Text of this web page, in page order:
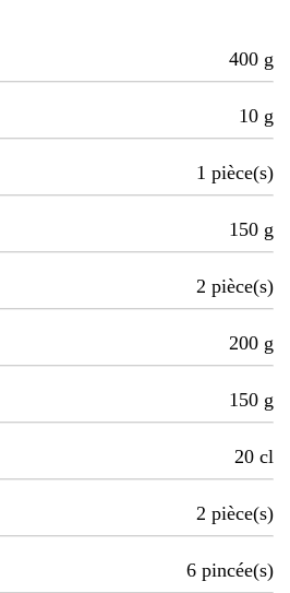
400 g
10 g
1 pièce(s)
150 g
2 pièce(s)
200 g
150 g
20 cl
2 pièce(s)
6 pincée(s)